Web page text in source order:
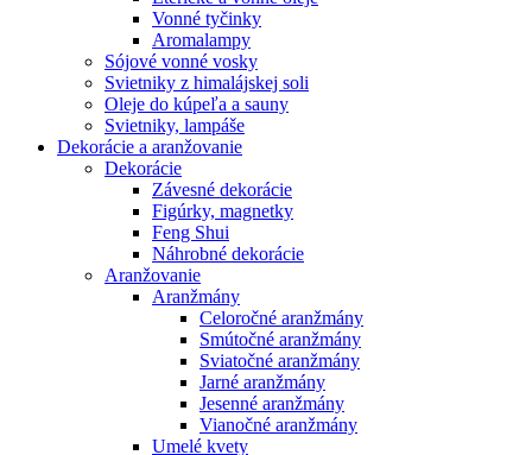
Vonné tyčinky
Aromalampy
Sójové vonné vosky
Svietniky z himalájskej soli
Oleje do kúpeľa a sauny
Svietniky, lampáše
Dekorácie a aranžovanie
Dekorácie
Závesné dekorácie
Figúrky, magnetky
Feng Shui
Náhrobné dekorácie
Aranžovanie
Aranžmány
Celoročné aranžmány
Smútočné aranžmány
Sviatočné aranžmány
Jarné aranžmány
Jesenné aranžmány
Vianočné aranžmány
Umelé kvety